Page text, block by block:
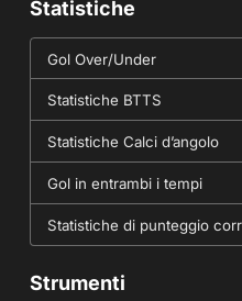
Statistiche
Gol Over/Under
Statistiche BTTS
Statistiche Calci d’angolo
Gol in entrambi i tempi
Statistiche di punteggio
Strumenti